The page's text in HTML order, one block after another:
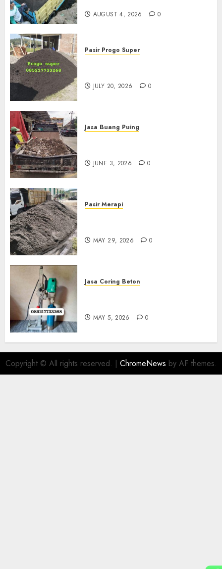
AUGUST 4, 2026 0
Pasir Progo Super
JULY 20, 2026 0
Jasa Buang Puing
JUNE 3, 2026 0
Pasir Merapi
MAY 29, 2026 0
Jasa Coring Beton
MAY 5, 2026 0
Copyright © All rights reserved. | ChromeNews by AF themes.